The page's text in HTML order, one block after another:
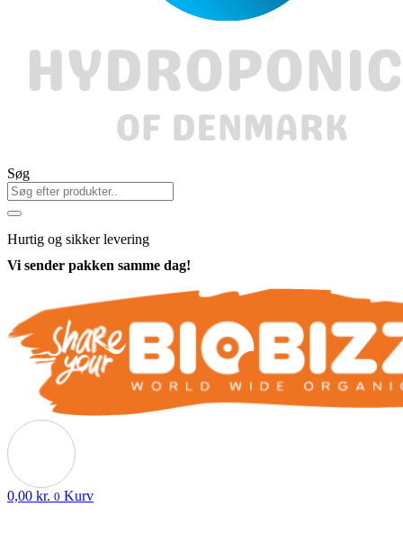
Søg
Hurtig og sikker levering
Vi sender pakken samme dag!
0,00 kr. 0 Kurv